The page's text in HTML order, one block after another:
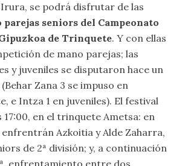
Irura, se podrá disfrutar de las
parejas seniors del Campeonato
de Trinquete. Y con ellas
de mano parejas; las
y juveniles se disputaron hace un
Zana 3 se impuso en
e Intza 1 en juveniles). El festival
17:00, en el trinquete Ametsa: en
Azkoitia y Alde Zaharra,
de 2ª división; y, a continuación
enfrentamiento entre dos